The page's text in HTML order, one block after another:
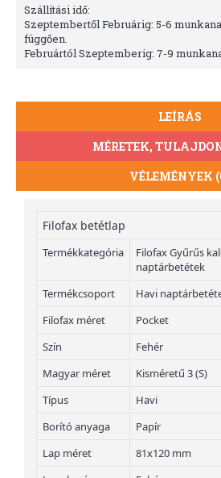
Szállítási idő:
Szeptembertől Februárig: 5-6
függően.
Februártól Szeptemberig: 7-9
LEÍRÁS
MÉRETEK,
VÉLEMÉNYEK
Filofax betétlap
Termékkategória
Filofax Gyűrűs
naptárbetétek
Termékcsoport
Havi
Filofax méret
Pocket
Szín
Fehér
Magyar méret
Kisméretű 3 (S)
Típus
Havi
Borító anyaga
Papír
Lap méret
81x120 mm